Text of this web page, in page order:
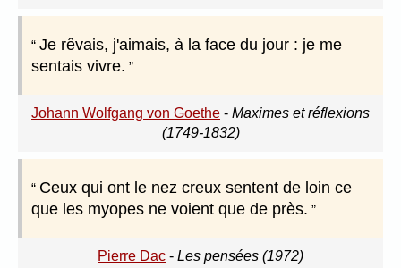
Je rêvais, j'aimais, à la face du jour : je me
sentais vivre.
Johann Wolfgang von Goethe - Maximes et réflexions
(1749-1832)
Ceux qui ont le nez creux sentent de loin ce
que les myopes ne voient que de près.
Pierre Dac - Les pensées (1972)